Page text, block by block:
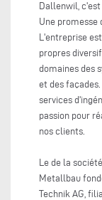
Dallenwil,
Une promesse
L'entreprise
propres
domaines des
et des
services
passion pour
nos clients.
Le de la
Metallbau
Technik AG,